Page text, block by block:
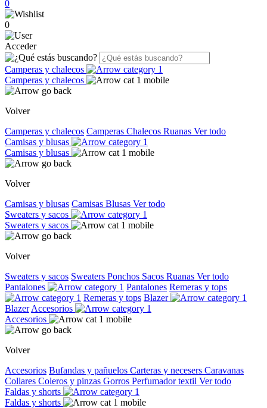
0
0
Acceder
Camperas y chalecos
Camperas y chalecos
Volver
Camperas y chalecos Camperas Chalecos Ruanas Ver todo
Camisas y blusas
Camisas y blusas
Volver
Camisas y blusas Camisas Blusas Ver todo
Sweaters y sacos
Sweaters y sacos
Volver
Sweaters y sacos Sweaters Ponchos Sacos Ruanas Ver todo
Pantalones
Pantalones Remeras y tops
Remeras y tops Blazer
Blazer Accesorios
Accesorios
Volver
Accesorios Bufandas y pañuelos Carteras y necesers Caravanas
Collares Coleros y pinzas Gorros Perfumador textil Ver todo
Faldas y shorts
Faldas y shorts